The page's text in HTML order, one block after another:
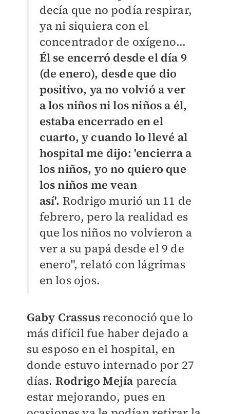
decía que no podía respirar,
ya ni siquiera con el
concentrador de oxígeno...
Él se encerró desde el día 9
(de enero), desde que dio
positivo, ya no volvió a ver
a los niños ni los niños a él,
estaba encerrado en el
cuarto, y cuando lo llevé al
hospital me dijo: 'encierra a
los niños, yo no quiero que
los niños me vean
así'. Rodrigo murió un 11 de
febrero, pero la realidad es
que los niños no volvieron a
ver a su papá desde el 9 de
enero", relató con lágrimas
en los ojos.
Gaby Crassusreconoció que lo
más difícil fue haber dejado a
su esposo en el hospital, en
donde estuvo internado por 27
días. Rodrigo Mejía parecía
estar mejorando, pues en